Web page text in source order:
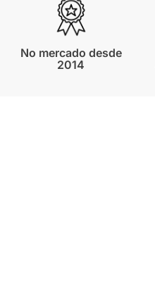
No mercado desde
2014